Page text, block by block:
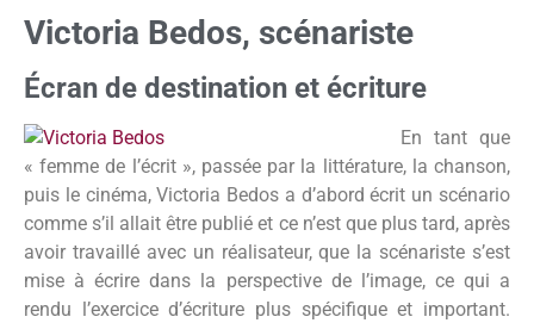
Victoria Bedos, scénariste
Écran de destination et écriture
En tant que
« femme de l’écrit », passée par la littérature, la chanson,
puis le cinéma, Victoria Bedos a d’abord écrit un scénario
comme s’il allait être publié et ce n’est que plus tard, après
avoir travaillé avec un réalisateur, que la scénariste s’est
mise à écrire dans la perspective de l’image, ce qui a
rendu l’exercice d’écriture plus spécifique et important.